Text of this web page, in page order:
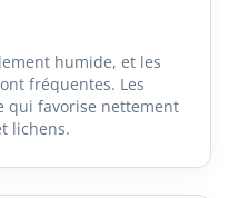
humide, et les
fréquentes. Les
qui favorise nettement
lichens.